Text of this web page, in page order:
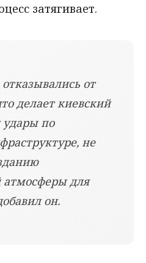
затягивает.
от
делает киевский
по
не
атмосферы для
он.